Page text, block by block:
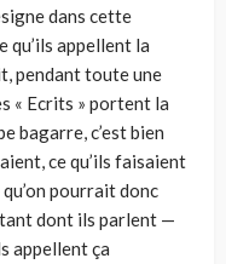
dans cette
qu’ils appellent la
pendant toute une
« Ecrits » portent la
bagarre, c’est bien
ce qu’ils faisaient
pourrait donc
dont ils parlent —
appellent ça